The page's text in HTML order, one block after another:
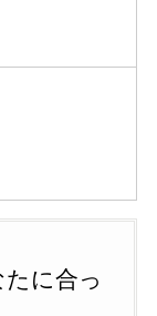
に合っ